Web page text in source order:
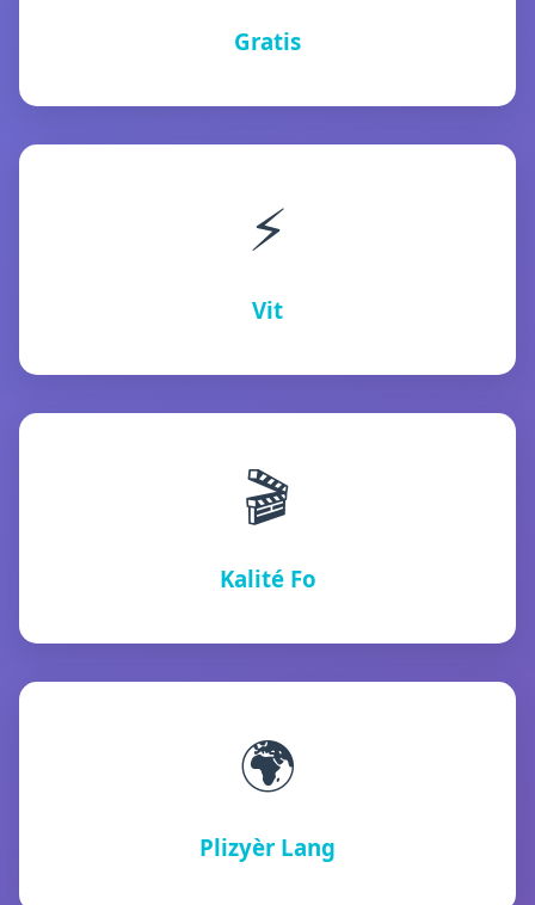
Gratis
⚡
Vit
🎬
Kalité Fo
🌍
Plizyèr Lang